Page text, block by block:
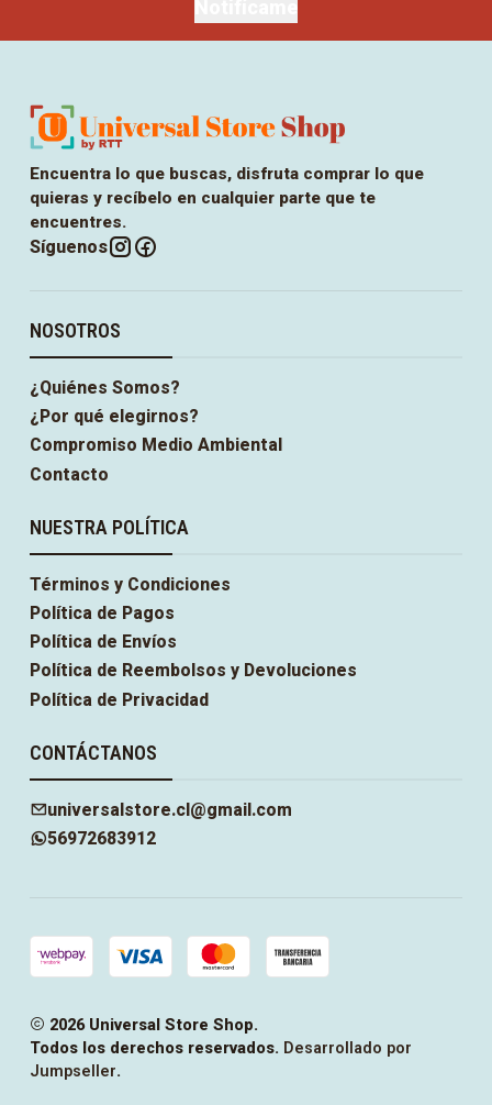
Encuentra lo que buscas, disfruta comprar lo que
quieras y recíbelo en cualquier parte que te
encuentres.
Síguenos
NOSOTROS
¿Quiénes Somos?
¿Por qué elegirnos?
Compromiso Medio Ambiental
Contacto
NUESTRA POLÍTICA
Términos y Condiciones
Política de Pagos
Política de Envíos
Política de Reembolsos y Devoluciones
Política de Privacidad
CONTÁCTANOS
universalstore.cl@gmail.com
56972683912
2026 Universal Store Shop.
Todos los derechos reservados. Desarrollado por
Jumpseller.